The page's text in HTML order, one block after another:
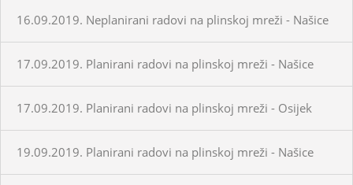
16.09.2019. Neplanirani radovi na plinskoj mreži - Našice
17.09.2019. Planirani radovi na plinskoj mreži - Našice
17.09.2019. Planirani radovi na plinskoj mreži - Osijek
19.09.2019. Planirani radovi na plinskoj mreži - Našice